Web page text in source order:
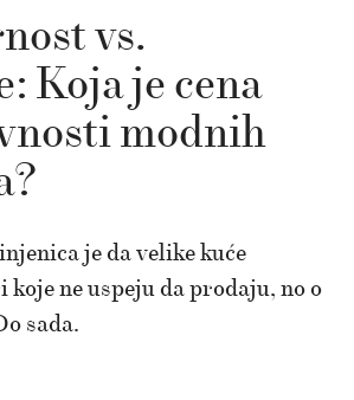
vs.
Koja je cena
modnih
je da velike kuće
ne uspeju da prodaju, no o
sada.